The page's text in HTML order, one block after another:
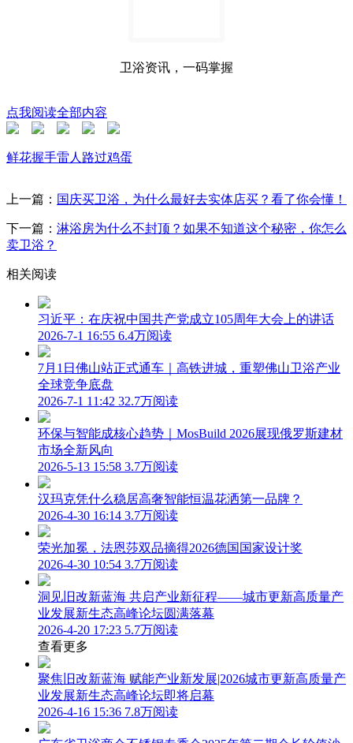
卫浴资讯，一码掌握
点我阅读全部内容
鲜花握手雷人 路过鸡蛋
上一篇： 国庆买卫浴，为什么最好去实体店买？看了你会懂！
下一篇： 淋浴房为什么不封顶？如果不知道这个秘密，你怎么
卖卫浴？
相关阅读
习近平：在庆祝中国共产党成立105周年大会上的讲话
2026-7-1 16:55 6.4万阅读
7月1日佛山站正式通车｜高铁进城，重塑佛山卫浴产业
全球竞争底盘
2026-7-1 11:42 32.7万阅读
环保与智能成核心趋势｜MosBuild 2026展现俄罗斯建材
市场全新风向
2026-5-13 15:58 3.7万阅读
汉玛克凭什么稳居高奢智能恒温花洒第一品牌？
2026-4-30 16:14 3.7万阅读
荣光加冕，法恩莎双品摘得2026德国国家设计奖
2026-4-30 10:54 3.7万阅读
洞见旧改新蓝海 共启产业新征程——城市更新高质量产
业发展新生态高峰论坛圆满落幕
2026-4-20 17:23 5.7万阅读
查看更多
聚焦旧改新蓝海 赋能产业新发展|2026城市更新高质量产
业发展新生态高峰论坛即将启幕
2026-4-16 15:36 7.8万阅读